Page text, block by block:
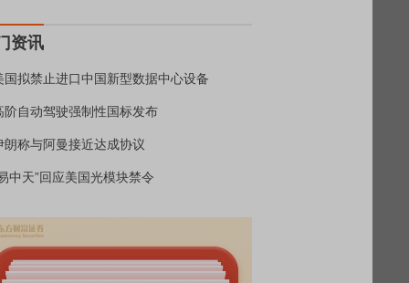
资讯
国拟禁止进口中国新型数据中心设备
阶自动驾驶强制性国标发布
朗称与阿曼接近达成协议
中天”回应美国光模块禁令